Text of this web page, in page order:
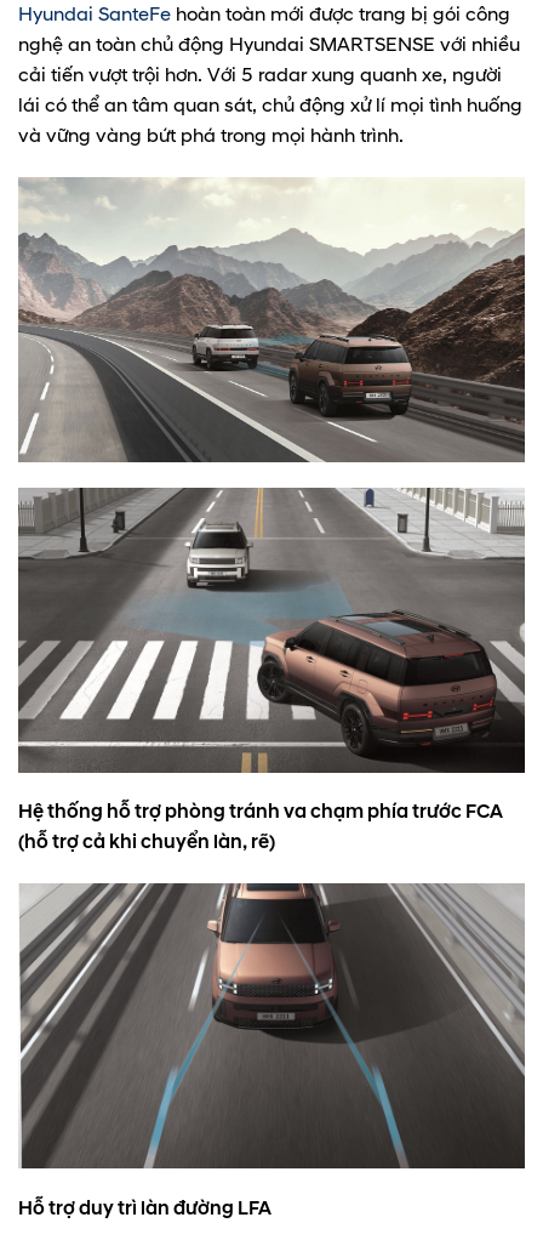
Hyundai SanteFe hoàn toàn mới được trang bị gói công
nghệ an toàn chủ động Hyundai SMARTSENSE với nhiều
cải tiến vượt trội hơn. Với 5 radar xung quanh xe, người
lái có thể an tâm quan sát, chủ động xử lí mọi tình huống
và vững vàng bứt phá trong mọi hành trình.
Hệ thống hỗ trợ phòng tránh va chạm phía trước FCA
(hỗ trợ cả khi chuyển làn, rẽ)
Hỗ trợ duy trì làn đường LFA